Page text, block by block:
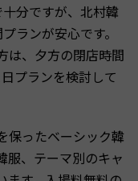
分ですが、北村韓
ランが安心です。
は、夕方の閉店時間
プランを検討して
保ったベーシック韓
服、テーマ別のキャ